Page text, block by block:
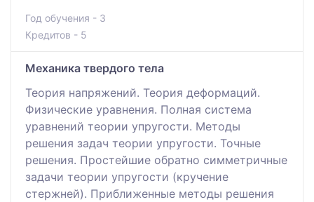
Год обучения - 3
Кредитов - 5
Механика твердого тела
Теория напряжений. Теория деформаций.
Физические уравнения. Полная система
уравнений теории упругости. Методы
решения задач теории упругости. Точные
решения. Простейшие обратно симметричные
задачи теории упругости (кручение
стержней). Приближенные методы решения